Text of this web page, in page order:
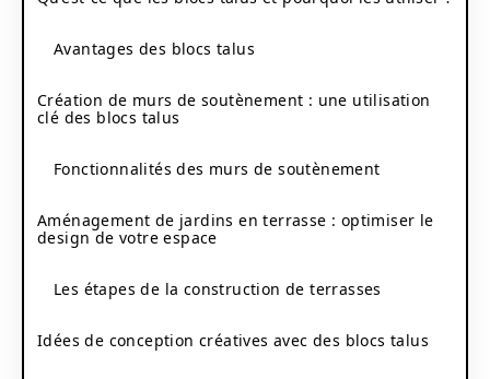
Avantages des blocs talus
Création de murs de soutènement : une utilisation
clé des blocs talus
Fonctionnalités des murs de soutènement
Aménagement de jardins en terrasse : optimiser le
design de votre espace
Les étapes de la construction de terrasses
Idées de conception créatives avec des blocs talus